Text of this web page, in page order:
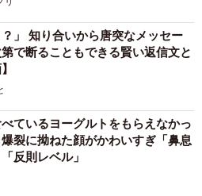
？」 知り合いから唐突なメッセー
で断ることもできる賢い返信文と
ているヨーグルトをもらえなかっ
裂に拗ねた顔がかわいすぎ「鼻息
反則レベル」